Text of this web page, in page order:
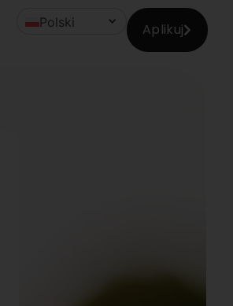
Polski Aplikuj